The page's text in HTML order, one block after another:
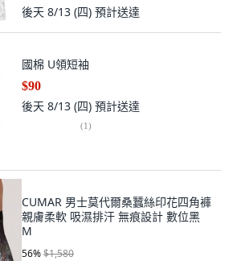
後天 8/13 (四) 預計送達
國棉 U領短袖
$90
後天 8/13 (四) 預計送達
(1)
CUMAR 男士莫代爾桑蠶絲印花四角褲
親膚柔軟 吸濕排汗 無痕設計 數位黑
M
56%$1,580